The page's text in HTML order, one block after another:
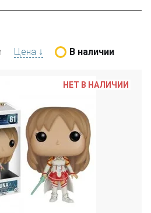
Цена ↓ В наличии
НЕТ В НАЛИЧИИ